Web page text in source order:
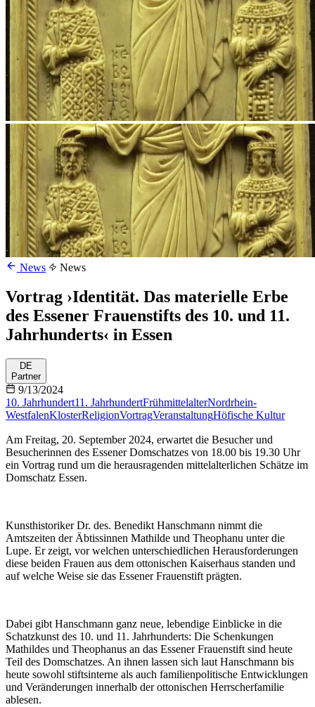
News News
Vortrag ›Identität. Das materielle Erbe
des Essener Frauenstifts des 10. und 11.
Jahrhunderts‹ in Essen
DE
Partner
9/13/2024
10. Jahrhundert11. JahrhundertFrühmittelalterNordrhein-
WestfalenKlosterReligionVortragVeranstaltungHöfische Kultur
Am Freitag, 20. September 2024, erwartet die Besucher und
Besucherinnen des Essener Domschatzes von 18.00 bis 19.30 Uhr
ein Vortrag rund um die herausragenden mittelalterlichen Schätze im
Domschatz Essen.
Kunsthistoriker Dr. des. Benedikt Hanschmann nimmt die
Amtszeiten der Äbtissinnen Mathilde und Theophanu unter die
Lupe. Er zeigt, vor welchen unterschiedlichen Herausforderungen
diese beiden Frauen aus dem ottonischen Kaiserhaus standen und
auf welche Weise sie das Essener Frauenstift prägten.
Dabei gibt Hanschmann ganz neue, lebendige Einblicke in die
Schatzkunst des 10. und 11. Jahrhunderts: Die Schenkungen
Mathildes und Theophanus an das Essener Frauenstift sind heute
Teil des Domschatzes. An ihnen lassen sich laut Hanschmann bis
heute sowohl stiftsinterne als auch familienpolitische Entwicklungen
und Veränderungen innerhalb der ottonischen Herrscherfamilie
ablesen.